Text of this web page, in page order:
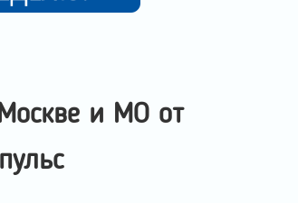
и МО от